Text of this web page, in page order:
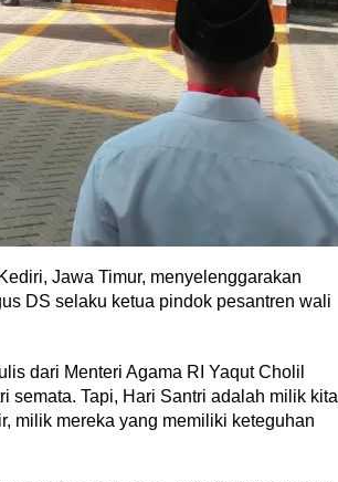
Jawa Timur, menyelenggarakan
DS selaku ketua pindok pesantren wali
dari Menteri Agama RI Yaqut Cholil
semata. Tapi, Hari Santri adalah milik kita
milik mereka yang memiliki keteguhan